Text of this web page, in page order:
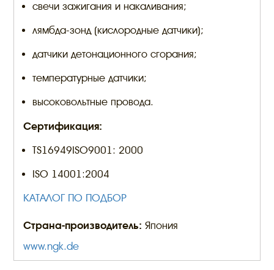
свечи зажигания и накаливания;
лямбда-зонд (кислородные датчики);
датчики детонационного сгорания;
температурные датчики;
высоковольтные провода.
Сертификация:
TS16949ISO9001: 2000
ISO 14001:2004
КАТАЛОГ ПО ПОДБОР
Страна-производитель:Япония
www.ngk.de